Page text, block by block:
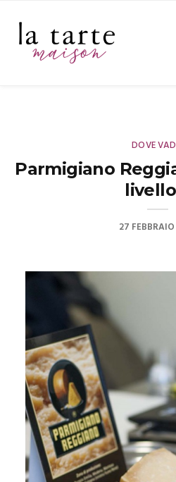
DOVE
Parmigiano
27